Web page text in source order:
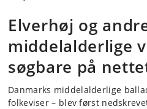
Elverhøj og
middelalderlige
søgbare på
Danmarks middelalderlige
folkeviser – blev først